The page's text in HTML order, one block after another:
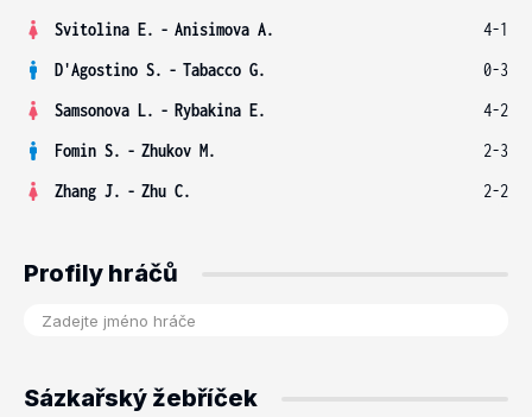
Svitolina E. - Anisimova A.
4-1
D'Agostino S. - Tabacco G.
0-3
Samsonova L. - Rybakina E.
4-2
Fomin S. - Zhukov M.
2-3
Zhang J. - Zhu C. 2-2
Profily hráčů
Sázkařský žebříček